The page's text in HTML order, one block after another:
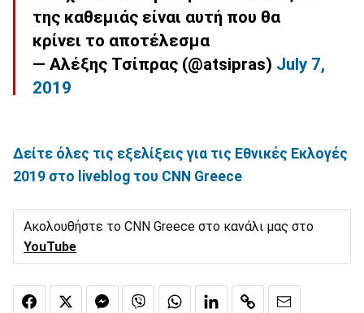
της καθεμιάς είναι αυτή που θα
κρίνει το αποτέλεσμα
— Αλέξης Τσίπρας (@atsipras) July 7,
2019
Δείτε όλες τις εξελίξεις για τις Εθνικές Εκλογές
2019 στο liveblog του CNN Greece
Ακολουθήστε το CNN Greece στο κανάλι μας στο
YouTube